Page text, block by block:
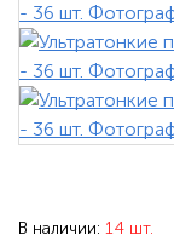
В наличии: 14 шт.